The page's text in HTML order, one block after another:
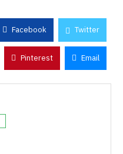
Facebook Twitter
Pinterest Email